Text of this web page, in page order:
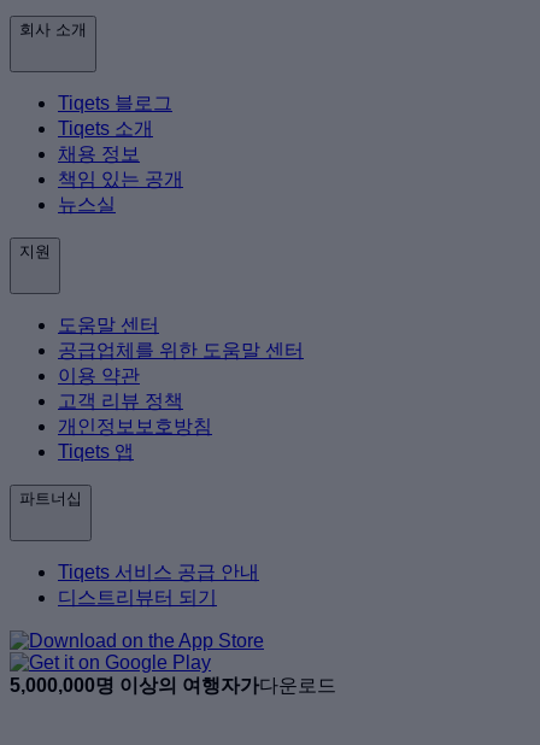
회사 소개
Tiqets 블로그
Tiqets 소개
채용 정보
책임 있는 공개
뉴스실
지원
도움말 센터
공급업체를 위한 도움말 센터
이용 약관
고객 리뷰 정책
개인정보보호방침
Tiqets 앱
파트너십
Tiqets 서비스 공급 안내
디스트리뷰터 되기
5,000,000명 이상의 여행자가다운로드